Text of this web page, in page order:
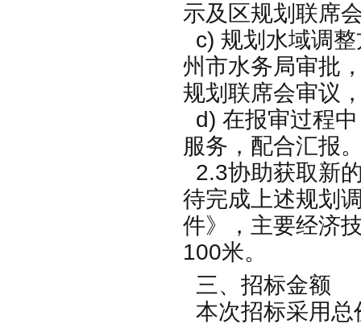
示及区规划联席
c) 规划水域调
州市水务局审批
规划联席会审议
d) 在报审过程
服务，配合汇报
2.3协助获取新
待完成上述规划
件》，主要经济
100米。
三、招标金额
本次招标采用